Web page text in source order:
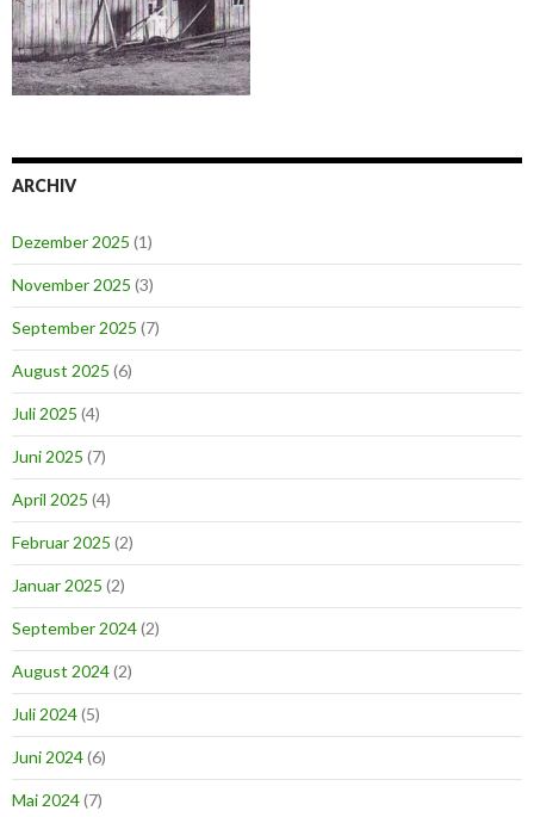
ARCHIV
Dezember 2025 (1)
November 2025 (3)
September 2025 (7)
August 2025 (6)
Juli 2025 (4)
Juni 2025 (7)
April 2025 (4)
Februar 2025 (2)
Januar 2025 (2)
September 2024(2)
August 2024(2)
Juli 2024(5)
Juni 2024(6)
Mai 2024(7)